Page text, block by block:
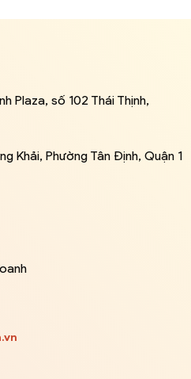
Plaza, số 102 Thái Thịnh,
Khải, Phường Tân Định, Quận 1